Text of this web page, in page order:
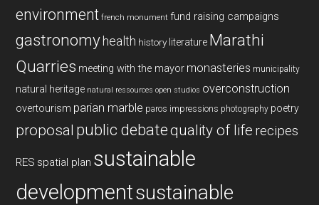
environment french monument fund raising campaigns
gastronomy health history literature Marathi
Quarries meeting with the mayor monasteries municipality
natural heritage natural ressources open studios overconstruction
overtourism parian marble paros impressions photography poetry
proposal public debatequality of life recipes
RES spatial plan sustainable
developmentsustainable